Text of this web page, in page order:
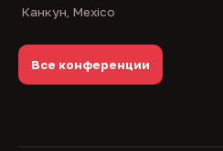
Канкун, Mexico
Все конференции